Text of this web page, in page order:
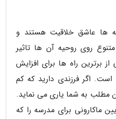
ها عاشق خلاقیت هستند و
روی روحیه آن ها تاثیر
برترین راه ها برای افزایش
اگر فرزندی دارید که کم
مطلب به شما یاری می نماید.
ماکارونی برای مدرسه را که